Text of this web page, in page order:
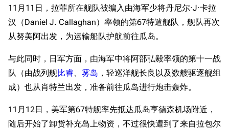
11月11日，拉菲所在舰队被编入由海军少将丹尼尔·J·卡拉
汉（Daniel J. Callaghan）率领的第67特遣舰队，舰队再次
从努美阿出发，为运输船队护航前往瓜岛。
与此同时，日军方面，由海军中将阿部弘毅率领的第十一战
队（由战列舰比睿、 雾岛 ，轻巡洋舰长良以及数艘驱逐舰组
成）也从肖特兰出发，准备前往瓜岛进行炮击轰炸。
11月12日，美军第67特舰率先抵达瓜岛亨德森机场附近，
随后开始了卸货补充岛上物资，不过很快遭到了来自拉包尔